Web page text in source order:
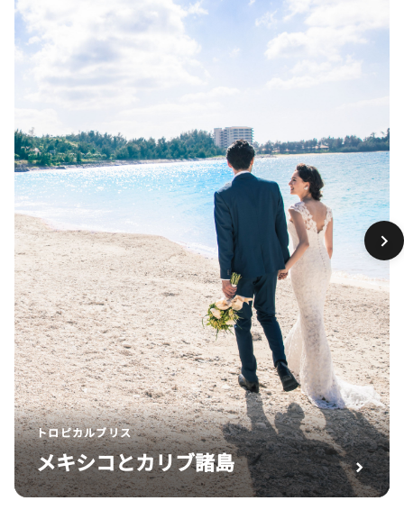
トロピカルブリス
メキシコとカリブ諸島